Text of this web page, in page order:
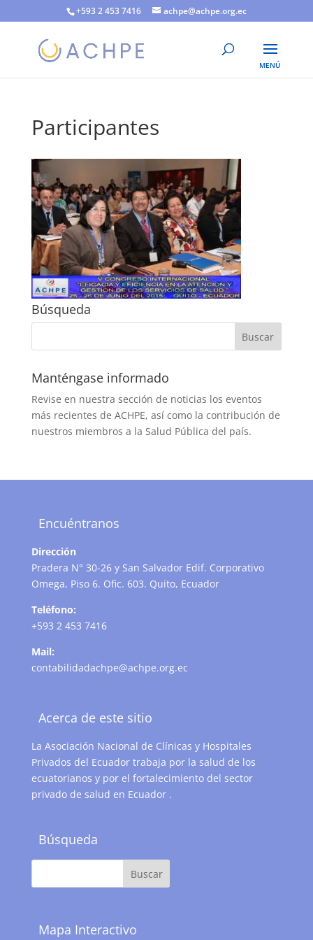
+593 2 453 7416 achpe@achpe.org.ec
Participantes
Búsqueda
Manténgase informado
Revise en nuestra sección de noticias los eventos
más recientes de ACHPE, así como la contribución de
nuestros miembros a la Salud Pública del país.
Encuéntranos
Dirección
Pradera N° 30-26 y San Salvador Edif. Corporativo
Omega, Piso 6. Ofic. 603. Quito, Ecuador
Teléfono:
+593 2 453 7416
Mail:
contabilidadachpe@achpe.org.ec
Acerca de este sitio
La Asociación Nacional de Clínicas y Hospitales
Privados del Ecuador trabaja por la salud de los
ecuatorianos y por el fortalecimiento del sector
privado de salud en Ecuador .
Búsqueda
Mapa Interactivo